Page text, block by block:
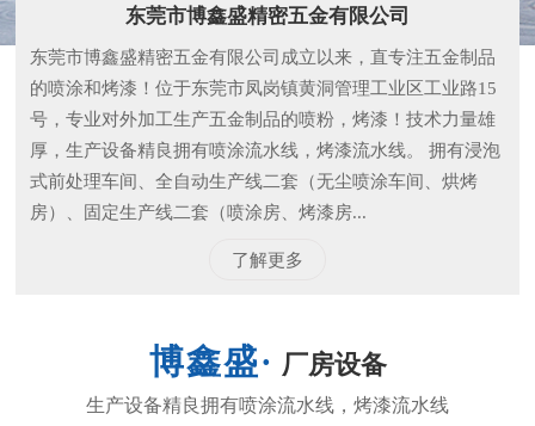
东莞市博鑫盛精密五金有限公司
东莞市博鑫盛精密五金有限公司成立以来，直专注五金制品
的喷涂和烤漆！位于东莞市凤岗镇黄洞管理工业区工业路15
号，专业对外加工生产五金制品的喷粉，烤漆！技术力量雄
厚，生产设备精良拥有喷涂流水线，烤漆流水线。 拥有浸泡
式前处理车间、全自动生产线二套（无尘喷涂车间、烘烤
房）、固定生产线二套（喷涂房、烤漆房...
了解更多
厂房设备